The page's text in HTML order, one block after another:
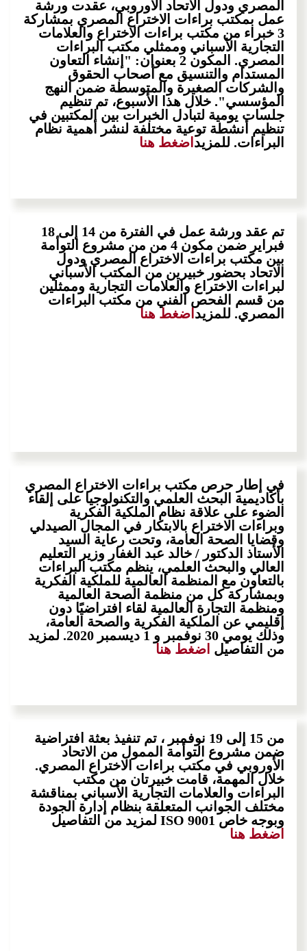
المصري ودول الاتحاد الأوروبي، عقدت ورشة
عمل بمكتب براءات الاختراع المصري بمشاركة
3 خبراء من مكتب براءات الاختراع والعلامات
التجارية الأسباني وممثلي مكتب البراءات
المصري. المكون 2 بعنوان: "إنشاء التعاون
المستدام والتنسيق مع أصحاب الحقوق
والشركات الصغيرة والمتوسطة ضمن النهج
المؤسسي". خلال هذا الأسبوع، تم تنظيم
جلسات يومية لتبادل الخبرات بين المكتبين في
تنظيم أنشطة توعية مختلفة لنشر أهمية نظام
البراءات. للمزيد اضغط هنا
تم عقد ورشة عمل في الفترة من 14 إلى 18
فبراير ضمن مكون 4 من من مشروع التوأمة
بين مكتب براءات الاختراع المصري ودول
الاتحاد بحضور خبيرين من المكتب الأسباني
لبراءات الاختراع والعلامات التجارية وممثلين
من قسم الفحص الفني من مكتب البراءات
المصري. للمزيد اضغط هنا
في إطار حرص مكتب براءات الاختراع المصري
بأكاديمية البحث العلمي والتكنولوجيا على إلقاء
الضوء على علاقة نظام الملكية الفكرية
وبراءات الاختراع بالابتكار في المجال الصيدلي
وقضايا الصحة العامة، وتحت رعاية السيد
الأستاذ الدكتور / خالد عبد الغفار وزير التعليم
العالي والبحث العلمي، ينظم مكتب البراءات
بالتعاون مع المنظمة العالمية للملكية الفكرية
وبمشاركة كل من منظمة الصحة العالمية
ومنظمة التجارة العالمية لقاء افتراضيًا دون
إقليمي عن الملكية الفكرية والصحة العامة،
وذلك يومي 30 نوفمبر و 1 ديسمبر 2020. لمزيد
من التفاصيل اضغط هنا
من 15 إلى 19 نوفمبر ، تم تنفيذ بعثة افتراضية
ضمن مشروع التوأمة الممول من الاتحاد
الأوروبي في مكتب براءات الاختراع المصري.
خلال المهمة، قامت خبيرتان من مكتب
البراءات والعلامات التجارية الأسباني بمناقشة
مختلف الجوانب المتعلقة بنظام إدارة الجودة
وبوجه خاص ISO 9001 لمزيد من التفاصيل
اضغط هنا